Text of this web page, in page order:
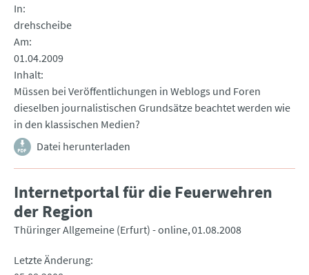
In
drehscheibe
Am
01.04.2009
Inhalt
Müssen bei Veröffentlichungen in Weblogs und Foren
dieselben journalistischen Grundsätze beachtet werden wie
in den klassischen Medien?
Datei herunterladen
Internetportal für die Feuerwehren
der Region
Thüringer Allgemeine (Erfurt) - online 01.08.2008
Letzte Änderung